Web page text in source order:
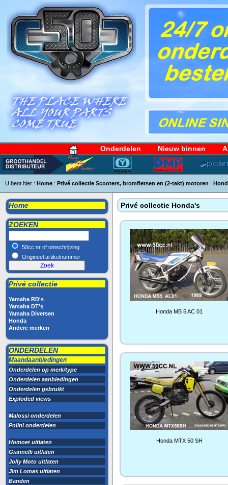
Onderdelen Nieuw binnen
U bent hier : Home : Privé collectie Scooters, bromfietsen en (2-takt) motoren :
Home
ZOEKEN
50cc nr of omschrijving
Origineel artikelnummer
Privé collectie
Yamaha RD's
Yamaha DT's
Yamaha Diversen
Honda
Andere merken
ONDERDELEN
Maandaanbiedingen
Onderdelen op merk/type
Onderdelen aanbiedingen
Onderdelen gebruikt
Exploded views
Malossi onderdelen
Polini onderdelen
Homoet uitlaten
Giannelli uitlaten
Jolly Moto uitlaten
Jim Lomas uitlaten
Banden
Privé collectie Honda's
Honda MB 5 AC 01
Honda MTX 50 SH